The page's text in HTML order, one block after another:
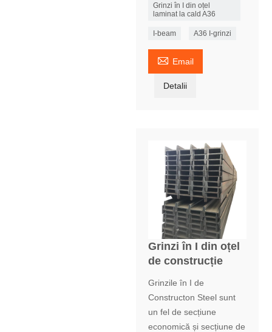
Grinzi în I din oțel
laminat la cald A36
I-beam A36 I-grinzi
 Email
Detalii
Grinzi în I din oțel
de construcție
Grinzile în I de
Constructon Steel sunt
un fel de secțiune
economică și secțiune de